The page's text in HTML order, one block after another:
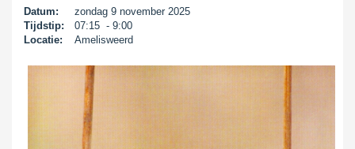
Datum:
zondag 9 november 2025
Tijdstip:
07:15 - 9:00
Locatie:
Amelisweerd